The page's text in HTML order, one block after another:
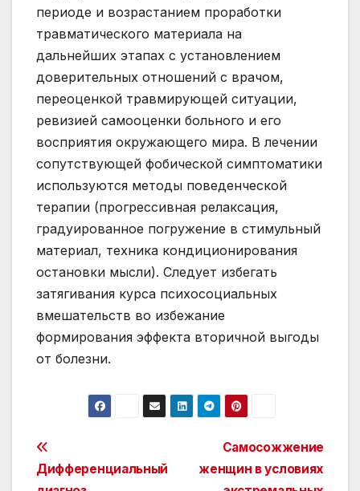
периоде и возрастанием проработки
травматического материала на
дальнейших этапах с установлением
доверительных отношений с врачом,
переоценкой травмирующей ситуации,
ревизией самооценки больного и его
восприятия окружающего мира. В лечении
сопутствующей фобической симптоматики
используются методы поведенческой
терапии (прогрессивная релаксация,
градуированное погружение в стимульный
материал, техника кондиционирования
остановки мысли). Следует избегать
затягивания курса психосоциальных
вмешательств во избежание
формирования эффекта вторичной выгоды
от болезни.
Post
Самосожжение
женщин в условиях
Дифференциальный